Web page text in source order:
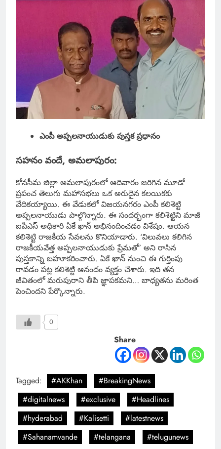
ఎంపీ అప్పలనాయుడుకు పుస్తక ప్రధానం
సహనం వందే, అమలాపురం:
కోనసీమ జిల్లా అమలాపురంలో ఆదివారం జరిగిన మూడో
ప్రపంచ తెలుగు మహాసభలు ఒక అరుదైన కలయికకు
వేదికయ్యాయి. ఈ వేడుకలో విజయనగరం ఎంపీ కలిశెట్టి
అప్పలనాయుడు పాల్గొన్నారు. ఈ సందర్భంగా కలిశెట్టిని మాజీ
ఐపీఎస్ అధికారి ఏకే ఖాన్ అభినందించడం విశేషం. ఆయన
కలిశెట్టి రాజకీయ సేవలను కొనియాడారు. ‘విలువలు కలిగిన
రాజకీయవేత్త అప్పలనాయుడుకు ప్రేమతో’ అని రాసిన
పుస్తకాన్ని బహూకరించారు. ఏకే ఖాన్ నుంచి ఈ గుర్తింపు
రావడం పట్ల కలిశెట్టి ఆనందం వ్యక్తం చేశారు. ఇది తన
జీవితంలో మరుపురాని తీపి జ్ఞాపకమని… బాధ్యతను మరింత
పెంచిందని పేర్కొన్నారు.
0
Share
Tagged: #AKKhan
#BreakingNews
#digitalnews
#exclusive
#Headlines
#hyderabad
#Kalisetti
#latestnews
#Sahanamvande
#telangana
#telugunews